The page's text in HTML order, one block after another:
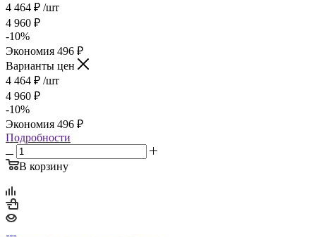
4 464 ₽ /шт
4 960 ₽
-10%
Экономия 496 ₽
Варианты цен
4 464 ₽ /шт
4 960 ₽
-10%
Экономия 496 ₽
Подробности
В корзину